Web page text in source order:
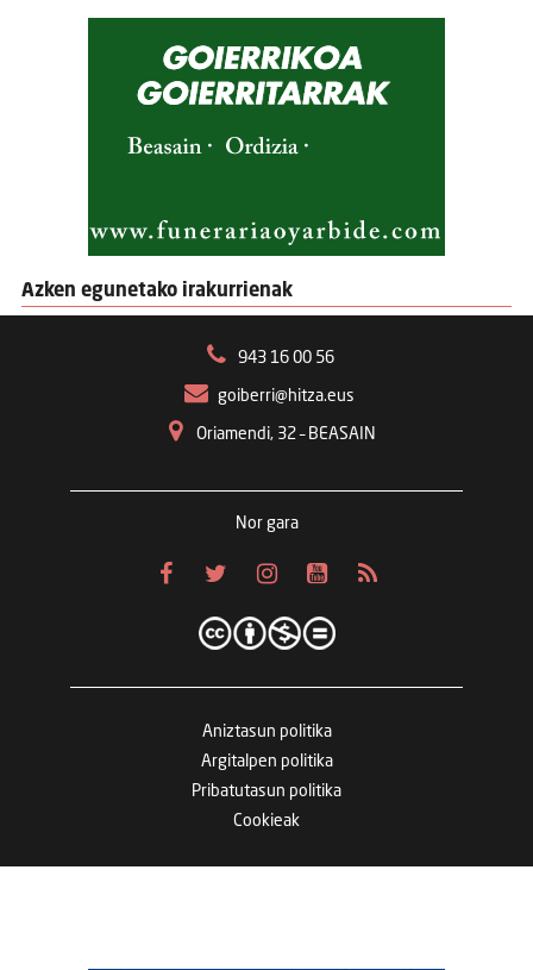
Azken egunetako irakurrienak
943 16 00 56
goiberri@hitza.eus
Oriamendi, 32 – BEASAIN
Nor gara
Aniztasun politika
Argitalpen politika
Pribatutasun politika
Cookieak